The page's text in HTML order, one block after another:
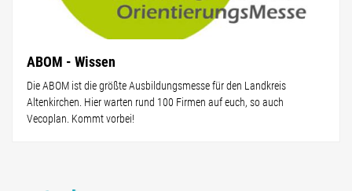
ABOM - Wissen
Die ABOM ist die größte Ausbildungsmesse für den Landkreis
Altenkirchen. Hier warten rund 100 Firmen auf euch, so auch
Vecoplan. Kommt vorbei!